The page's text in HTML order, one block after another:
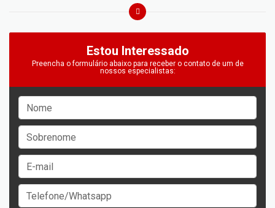
Estou Interessado
Preencha o formulário abaixo para receber o contato de um de
nossos especialistas: